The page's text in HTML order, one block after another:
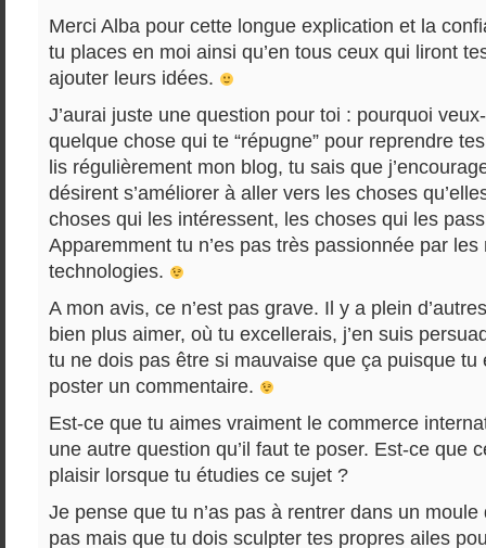
Merci Alba pour cette longue explication et la
tu places en moi ainsi qu’en tous ceux qui liront
ajouter leurs idées.
J’aurai juste une question pour toi : pourquoi
quelque chose qui te “répugne” pour reprendre
lis régulièrement mon blog, tu sais que
désirent s’améliorer à aller vers les choses
choses qui les intéressent, les choses qui les
Apparemment tu n’es pas très passionnée par les
technologies.
A mon avis, ce n’est pas grave. Il y a plein
bien plus aimer, où tu excellerais, j’en suis
tu ne dois pas être si mauvaise que ça puisque tu
poster un commentaire.
Est-ce que tu aimes vraiment le commerce
une autre question qu’il faut te poser. Est-ce que
plaisir lorsque tu étudies ce sujet ?
Je pense que tu n’as pas à rentrer dans un
pas mais que tu dois sculpter tes propres ailes